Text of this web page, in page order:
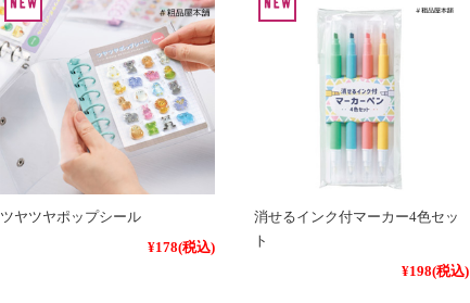
ツヤツヤポップシール
¥178(税込)
消せるインク付マーカー4色セッ
ト
¥198(税込)